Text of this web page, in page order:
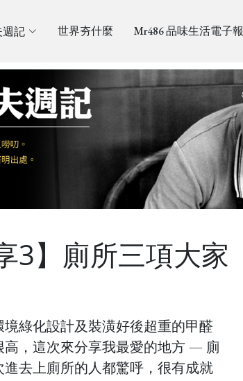
記 世界夯什麼 Mr486 品味生活電子報
3】廁所三項大家
綠化設計及裝潢好後超重的甲醛
，這次來分享我最愛的地方 — 廁
去上廁所的人都驚呼，很有成就